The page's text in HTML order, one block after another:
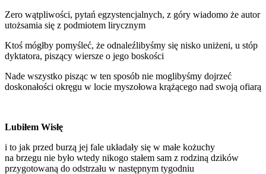
Zero wątpliwości, pytań egzystencjalnych, z góry wiadomo że autor
utożsamia się z podmiotem lirycznym
Ktoś mógłby pomyśleć, że odnaleźlibyśmy się nisko uniżeni, u stóp
dyktatora, piszący wiersze o jego boskości
Nade wszystko pisząc w ten sposób nie moglibyśmy dojrzeć
doskonałości okręgu w locie myszołowa krążącego nad swoją ofiarą
Lubiłem Wisłę
i to jak przed burzą jej fale układały się w małe kożuchy
na brzegu nie było wtedy nikogo stałem sam z rodziną dzików
przygotowaną do odstrzału w następnym tygodniu